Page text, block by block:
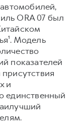
ORA 07 был
Модель
показателей
и
единственный